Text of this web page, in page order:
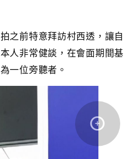
之前特意拜訪村西透，讓自
人非常健談，在會面期間基
一位旁聽者。